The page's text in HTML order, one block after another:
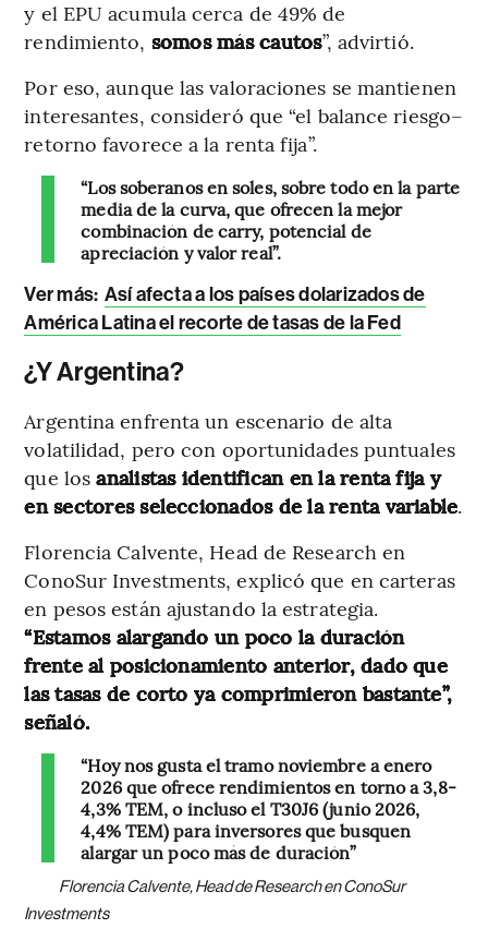
y el EPU acumula cerca de 49% de
rendimiento, somos más cautos”, advirtió.
Por eso, aunque las valoraciones se mantienen
interesantes, consideró que “el balance riesgo–
retorno favorece a la renta fija”.
“Los soberanos en soles, sobre todo en la parte
media de la curva, que ofrecen la mejor
combinación de carry, potencial de
apreciación y valor real”.
Ver más: Así afecta a los países dolarizados de
América Latina el recorte de tasas de la Fed
¿Y Argentina?
Argentina enfrenta un escenario de alta
volatilidad, pero con oportunidades puntuales
que los analistas identifican en la renta fija y
en sectores seleccionados de la renta variable.
Florencia Calvente, Head de Research en
ConoSur Investments, explicó que en carteras
en pesos están ajustando la estrategia.
“Estamos alargando un poco la duración
frente al posicionamiento anterior, dado que
las tasas de corto ya comprimieron bastante”,
señaló.
“Hoy nos gusta el tramo noviembre a enero
2026 que ofrece rendimientos en torno a 3,8-
4,3% TEM, o incluso el T30J6 (junio 2026,
4,4% TEM) para inversores que busquen
alargar un poco más de duración”
Florencia Calvente, Head de Research en ConoSur
Investments